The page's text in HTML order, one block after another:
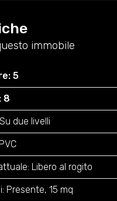
immobile
5
8
due livelli
Libero al rogito
Presente, 15 mq